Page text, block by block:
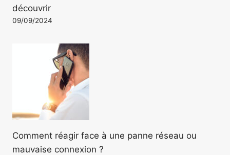
découvrir
09/09/2024
Comment réagir face à une panne réseau ou
mauvaise connexion ?